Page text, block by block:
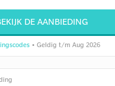
DE AANBIEDING
• Geldig t/m Aug 2026